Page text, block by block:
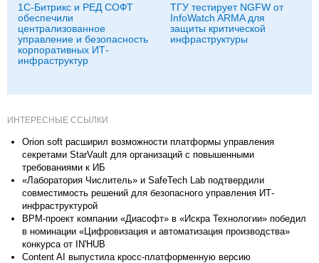
1С-Битрикс и РЕД СОФТ
обеспечили
централизованное
управление и безопасность
корпоративных ИТ-
инфраструктур
ТГУ тестирует NGFW от
InfoWatch ARMA для
защиты критической
инфраструктуры
ИНТЕРЕСНЫЕ ССЫЛКИ
Orion soft расширил возможности платформы управления
секретами StarVault для организаций с повышенными
требованиями к ИБ
«Лаборатория Числитель» и SafeTech Lab подтвердили
совместимость решений для безопасного управления ИТ-
инфраструктурой
BPM-проект компании «Диасофт» в «Искра Технологии» победил
в номинации «Цифровизация и автоматизация производства»
конкурса от IN'HUB
Content AI выпустила кросс-платформенную версию